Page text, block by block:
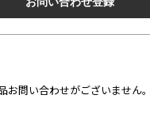
お問い合わせがございません。